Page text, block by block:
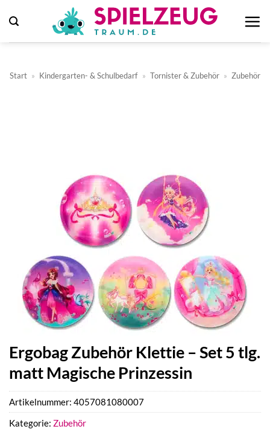
Inhalt
springen
Start » Kindergarten- & Schulbedarf » Tornister & Zubehör » Zubehör
Ergobag Zubehör Klettie – Set 5 tlg.
matt Magische Prinzessin
Artikelnummer: 4057081080007
Kategorie: Zubehör